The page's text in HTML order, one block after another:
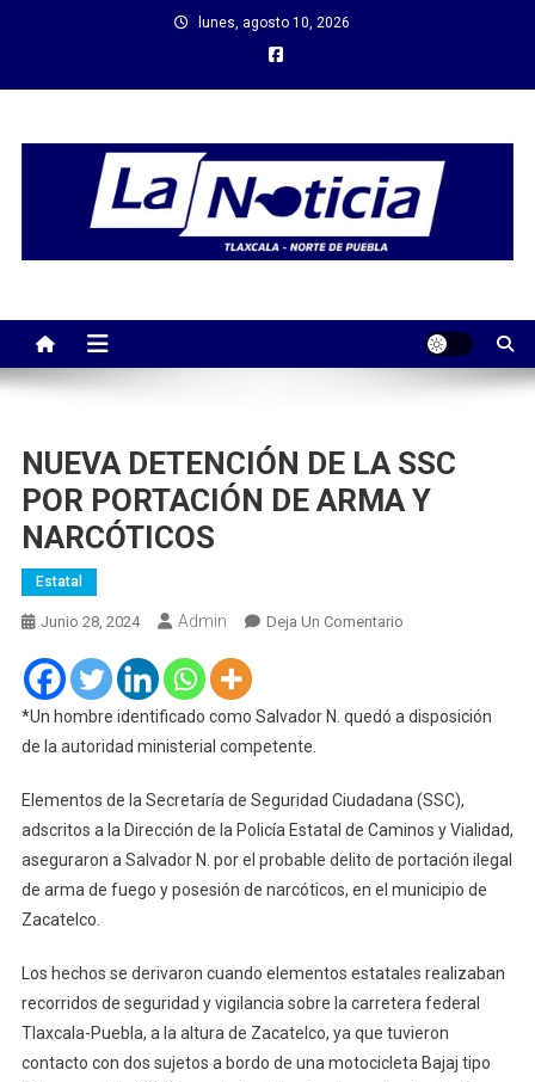
lunes, agosto 10, 2026
NUEVA DETENCIÓN DE LA SSC
POR PORTACIÓN DE ARMA Y
NARCÓTICOS
Estatal
Junio 28, 2024 Admin Deja Un ComentarioEn
PORTACIÓN
DE
ARMA
Y
*Un hombre identificado como Salvador N. quedó a disposición
de la autoridad ministerial competente.
Elementos de la Secretaría de Seguridad Ciudadana (SSC),
adscritos a la Dirección de la Policía Estatal de Caminos y Vialidad,
aseguraron a Salvador N. por el probable delito de portación ilegal
de arma de fuego y posesión de narcóticos, en el municipio de
Zacatelco.
Los hechos se derivaron cuando elementos estatales realizaban
recorridos de seguridad y vigilancia sobre la carretera federal
Tlaxcala-Puebla, a la altura de Zacatelco, ya que tuvieron
contacto con dos sujetos a bordo de una motocicleta Bajaj tipo